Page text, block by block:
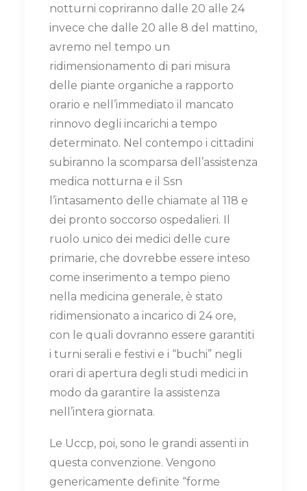
notturni copriranno dalle 20 alle 24
invece che dalle 20 alle 8 del mattino,
avremo nel tempo un
ridimensionamento di pari misura
delle piante organiche a rapporto
orario e nell’immediato il mancato
rinnovo degli incarichi a tempo
determinato. Nel contempo i cittadini
subiranno la scomparsa dell’assistenza
medica notturna e il Ssn
l’intasamento delle chiamate al 118 e
dei pronto soccorso ospedalieri. Il
ruolo unico dei medici delle cure
primarie, che dovrebbe essere inteso
come inserimento a tempo pieno
nella medicina generale, è stato
ridimensionato a incarico di 24 ore,
con le quali dovranno essere garantiti
i turni serali e festivi e i “buchi” negli
orari di apertura degli studi medici in
modo da garantire la assistenza
nell’intera giornata.
Le Uccp, poi, sono le grandi assenti in
questa convenzione. Vengono
genericamente definite “forme